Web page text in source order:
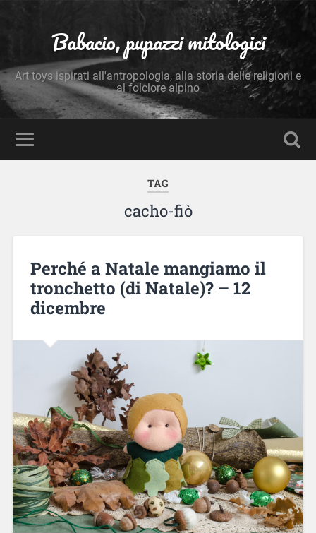
Babacio, pupazzi mitologici
Art toys ispirati all'antropologia, alla storia delle religioni e
al folclore alpino
TAG
cacho-fiò
Perché a Natale mangiamo il
tronchetto (di Natale)? – 12
dicembre